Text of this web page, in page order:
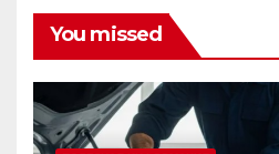
You missed